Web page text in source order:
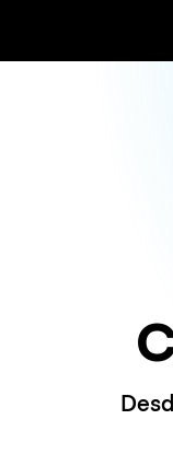
Reserve